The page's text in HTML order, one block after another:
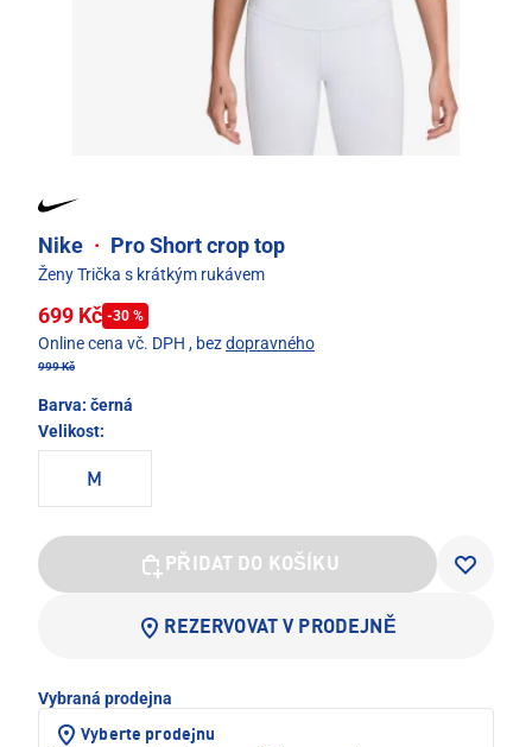
Nike · Pro Short crop top
Ženy Trička s krátkým rukávem
699 Kč -30 %
Online cena vč. DPH , bezdopravného
999 Kč
Barva: černá
Velikost:
M
PŘIDAT DO KOŠÍKU
REZERVOVAT V PRODEJNĚ
Vybraná prodejna
Vyberte prodejnu